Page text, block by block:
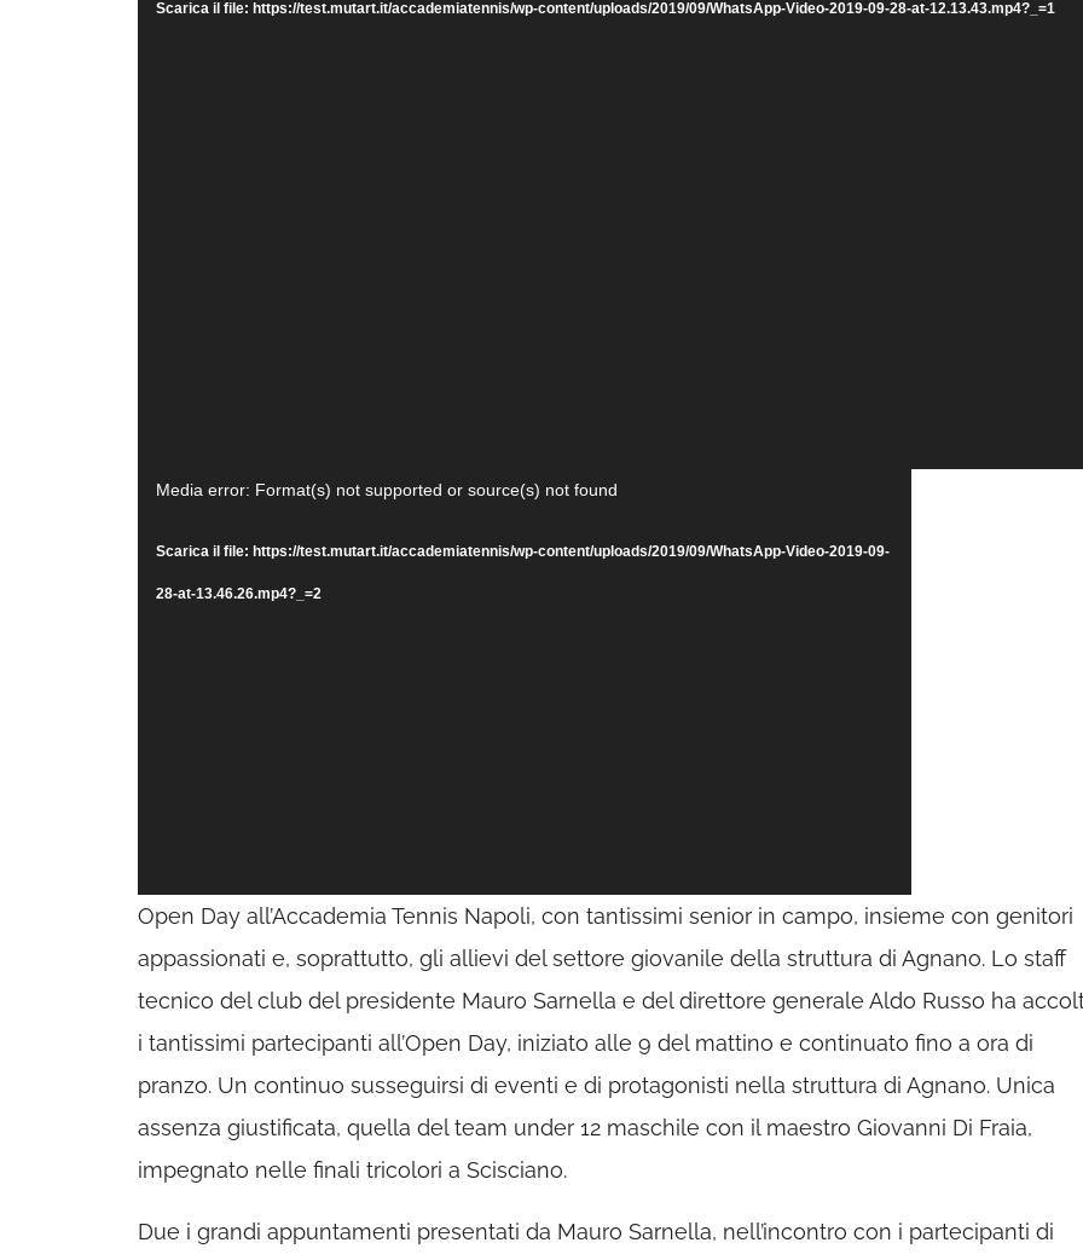
Scarica il file: https://test.mutart.it/accademiatennis/wp-content/uploads/2019/09/WhatsApp-Video-2019-09-28-at-12.13.43.mp4?_=1
Video
Media error: Format(s) not supported or source(s) not found
Scarica il file: https://test.mutart.it/accademiatennis/wp-content/uploads/2019/09/WhatsApp-Video-2019-09-
28-at-13.46.26.mp4?_=2
Open Day all’Accademia Tennis Napoli, con tantissimi senior in campo, insieme con genitori
appassionati e, soprattutto, gli allievi del settore giovanile della struttura di Agnano. Lo staff
tecnico del club del presidente Mauro Sarnella e del direttore generale Aldo Russo ha
i tantissimi partecipanti all’Open Day, iniziato alle 9 del mattino e continuato fino a ora di
pranzo. Un continuo susseguirsi di eventi e di protagonisti nella struttura di Agnano. Unica
assenza giustificata, quella del team under 12 maschile con il maestro Giovanni Di Fraia,
impegnato nelle finali tricolori a Scisciano.
Due i grandi appuntamenti presentati da Mauro Sarnella, nell’incontro con i partecipanti di